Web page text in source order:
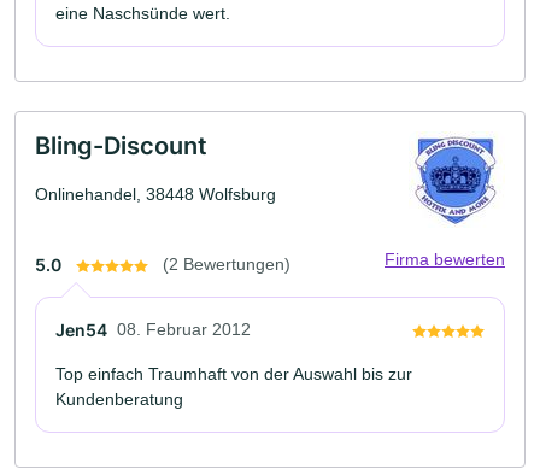
eine Naschsünde wert.
Bling-Discount
Onlinehandel, 38448 Wolfsburg
5.0 (2 Bewertungen) Firma bewerten
Jen54 08. Februar 2012
Top einfach Traumhaft von der Auswahl bis zur
Kundenberatung